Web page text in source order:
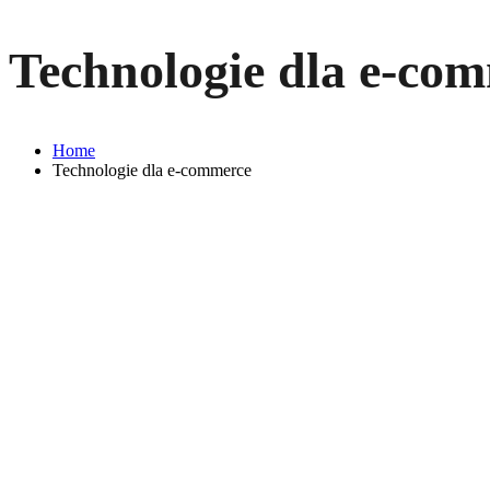
Technologie dla e-
Home
Technologie dla e-commerce